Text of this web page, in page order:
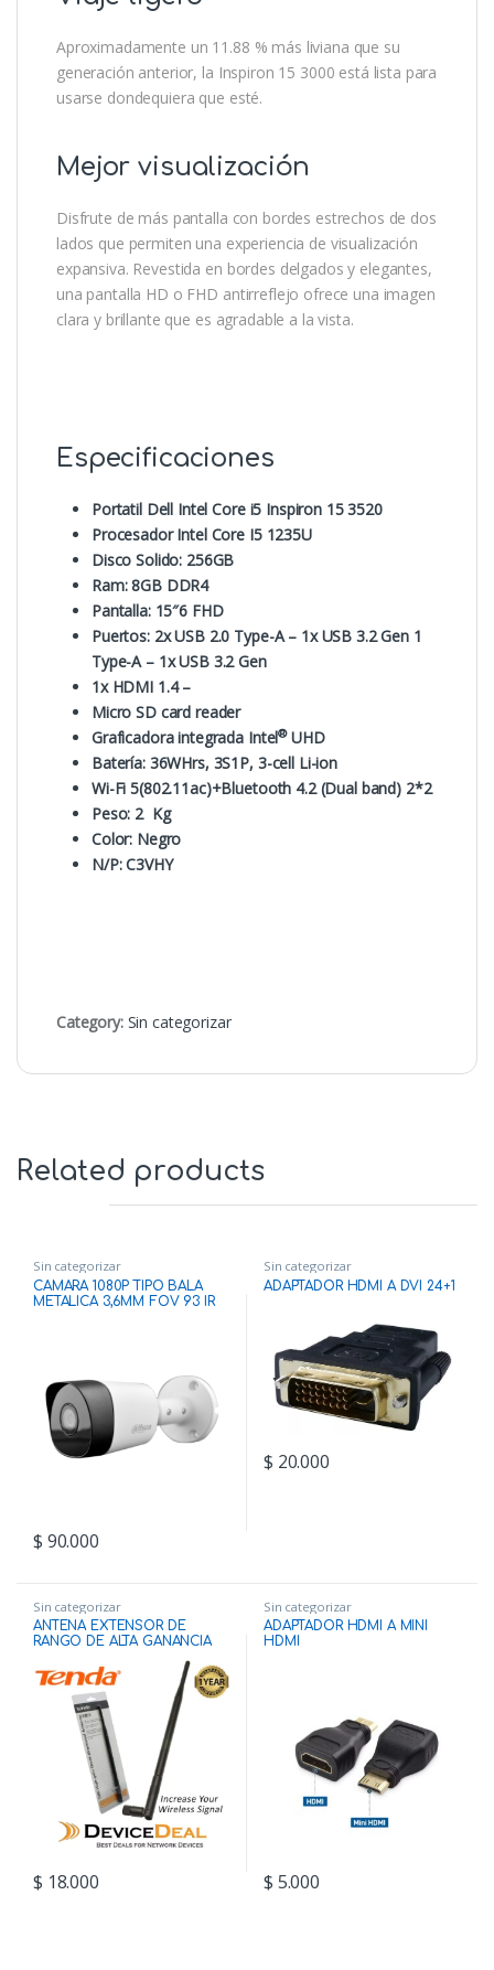
Aproximadamente un 11.88 % más liviana que su
generación anterior, la Inspiron 15 3000 está lista para
usarse dondequiera que esté.
Mejor visualización
Disfrute de más pantalla con bordes estrechos de dos
lados que permiten una experiencia de visualización
expansiva. Revestida en bordes delgados y elegantes,
una pantalla HD o FHD antirreflejo ofrece una imagen
clara y brillante que es agradable a la vista.
Especificaciones
Portatil Dell Intel Core i5 Inspiron 15 3520
Procesador Intel Core I5 1235U
Disco Solido: 256GB
Ram: 8GB DDR4
Pantalla: 15″6 FHD
Puertos: 2x USB 2.0 Type-A – 1x USB 3.2 Gen 1
Type-A – 1x USB 3.2 Gen
1x HDMI 1.4 –
Micro SD card reader
Graficadora integrada Intel®UHD
Batería: 36WHrs, 3S1P, 3-cell Li-ion
Wi-Fi 5(802.11ac)+Bluetooth 4.2 (Dual band) 2*2
Peso: 2 Kg
Color: Negro
N/P: C3VHY
Category: Sin categorizar
Related products
Sin categorizar
CAMARA 1080P TIPO BALA
METALICA 3,6MM FOV 93 IR
$ 90.000
Sin categorizar
ADAPTADOR HDMI A DVI 24+1
$ 20.000
Sin categorizar
ANTENA EXTENSOR DE
RANGO DE ALTA GANANCIA
$ 18.000
Sin categorizar
ADAPTADOR HDMI A MINI
HDMI
$ 5.000